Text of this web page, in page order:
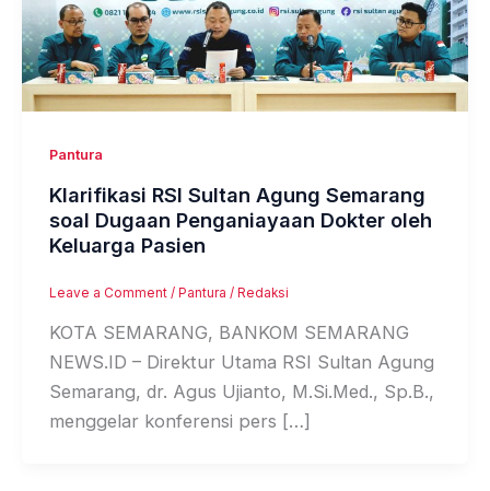
Pantura
Klarifikasi RSI Sultan Agung Semarang
soal Dugaan Penganiayaan Dokter oleh
Keluarga Pasien
Leave a Comment / Pantura / Redaksi
KOTA SEMARANG, BANKOM SEMARANG
NEWS.ID – Direktur Utama RSI Sultan Agung
Semarang, dr. Agus Ujianto, M.Si.Med., Sp.B.,
menggelar konferensi pers […]